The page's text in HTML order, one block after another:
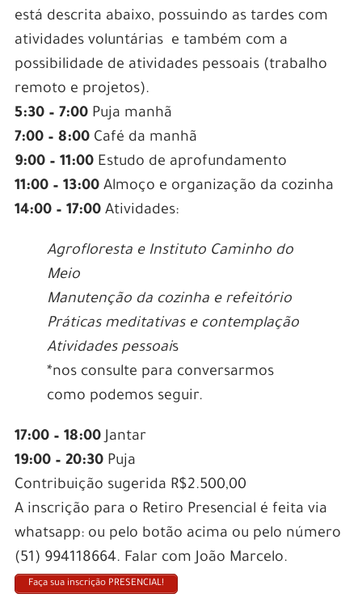
está descrita abaixo, possuindo as tardes com
atividades voluntárias e também com a
possibilidade de atividades pessoais (trabalho
remoto e projetos).
5:30 – 7:00Puja manhã
7:00 – 8:00Café da manhã
9:00 – 11:00Estudo de aprofundamento
11:00 – 13:00Almoço e organização da cozinha
14:00 – 17:00Atividades:
Agrofloresta e Instituto Caminho do
Meio
Manutenção da cozinha e refeitório
Práticas meditativas e contemplação
Atividades pessoais
*nos consulte para conversarmos
como podemos seguir.
17:00 – 18:00Jantar
19:00 – 20:30Puja
Contribuição sugerida R$2.500,00
A inscrição para o Retiro Presencial é feita via
whatsapp: ou pelo botão acima ou pelo número
(51) 994118664. Falar com João Marcelo.
Faça sua inscrição PRESENCIAL!